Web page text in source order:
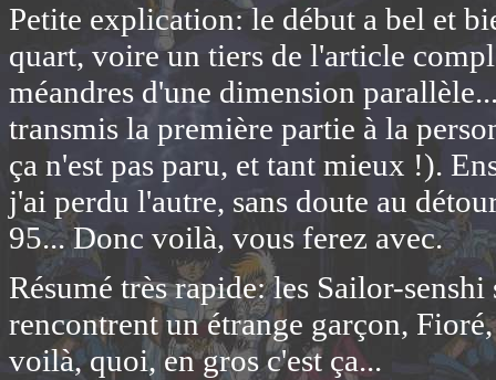
Petite explication: le début a bel et
quart, voire un tiers de l'article
méandres d'une dimension
transmis la première partie à la
ça n'est pas paru, et tant mieux !).
j'ai perdu l'autre, sans doute au
95... Donc voilà, vous ferez avec.
Résumé très rapide: les Sailor-
rencontrent un étrange garçon,
voilà, quoi, en gros c'est ça...